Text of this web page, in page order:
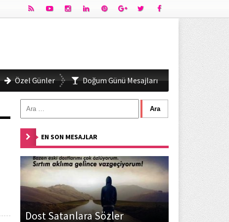
Özel Günler Doğum Günü Mesajları
EN SON MESAJLAR
Dost Satanlara Sözler